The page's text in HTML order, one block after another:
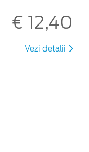
€ 12,40
Vezi detalii